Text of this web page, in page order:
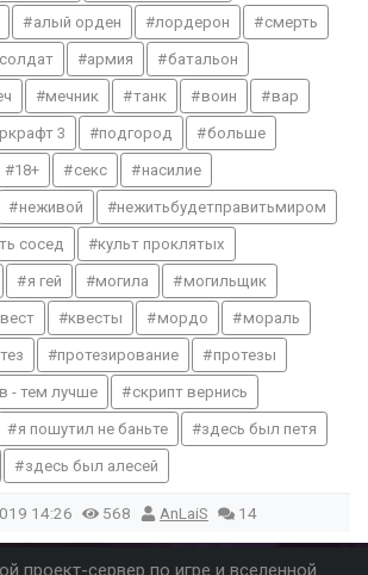
алый орден лордерон смерть
солдат армия батальон
мечник танк воин вар
3 подгород больше
18+ секс насилие
неживой нежитьбудетправитьмиром
сосед культ проклятых
я гей могила могильщик
квесты мордо мораль
протезирование протезы
- тем лучше скрипт вернись
я пошутил не баньте здесь был петя
здесь был алесей
14:26 568 AnLaiS 14
проект-сервер по игре и вселенной